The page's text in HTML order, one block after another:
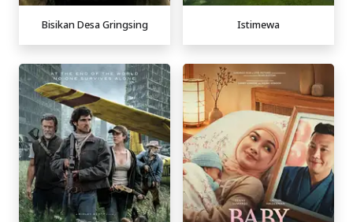
Bisikan Desa Gringsing Istimewa